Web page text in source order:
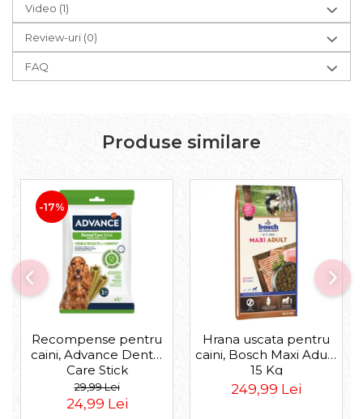
Video (1)
Review-uri (0)
FAQ
Produse similare
-17%
Recompense pentru
caini, Advance Dental
Care Stick
Medium/Maxi, 180g
29,99 Lei
24,99 Lei
Hrana uscata pentru
caini, Bosch Maxi Adult,
15 Kg
249,99 Lei